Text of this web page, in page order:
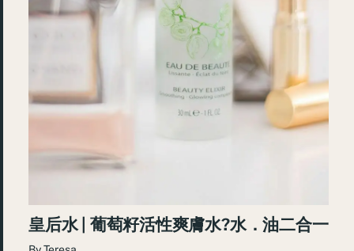
皇后水 | 葡萄籽活性爽膚水?水．油二合一